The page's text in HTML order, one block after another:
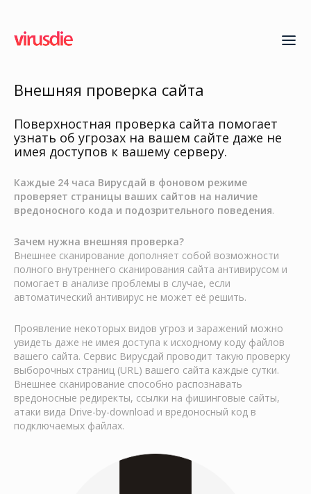
Внешняя проверка сайта
Поверхностная проверка сайта помогает
узнать об угрозах на вашем сайте даже не
имея доступов к вашему серверу.
Каждые 24 часа Вирусдай в фоновом режиме
проверяет страницы ваших сайтов на наличие
вредоносного кода и подозрительного поведения.
Зачем нужна внешняя проверка?
Внешнее сканирование дополняет собой возможности
полного внутреннего сканирования сайта антивирусом и
помогает в анализе проблемы в случае, если
автоматический антивирус не может её решить.
Проявление некоторых видов угроз и заражений можно
увидеть даже не имея доступа к исходному коду файлов
вашего сайта. Сервис Вирусдай проводит такую проверку
выборочных страниц (URL) вашего сайта каждые сутки.
Внешнее сканирование способно распознавать
вредоносные редиректы, ссылки на фишинговые сайты,
атаки вида Drive-by-download и вредоносный код в
подключаемых файлах.